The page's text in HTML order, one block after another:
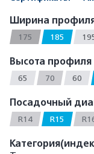
Ширина
175 185
Высота профиля
65 70 60
Посадочный
R14 R15